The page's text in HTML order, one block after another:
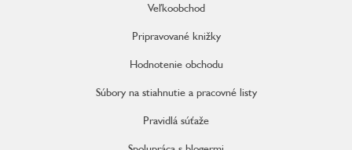
Veľkoobchod
Pripravované knižky
Hodnotenie obchodu
Súbory na stiahnutie a pracovné listy
Pravidlá súťaže